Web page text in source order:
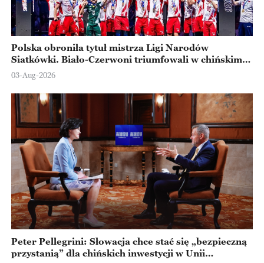
Polska obroniła tytuł mistrza Ligi Narodów
Siatkówki. Biało-Czerwoni triumfowali w chińskim
Ningbo
03-Aug-2026
Peter Pellegrini: Słowacja chce stać się „bezpieczną
przystanią” dla chińskich inwestycji w Unii